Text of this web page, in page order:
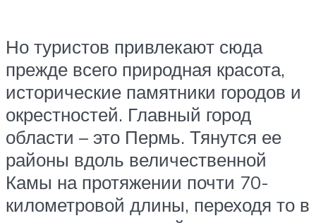
Но туристов привлекают сюда
прежде всего природная красота,
исторические памятники городов и
окрестностей. Главный город
области – это Пермь. Тянутся ее
районы вдоль величественной
Камы на протяжении почти 70-
километровой длины, переходя то в